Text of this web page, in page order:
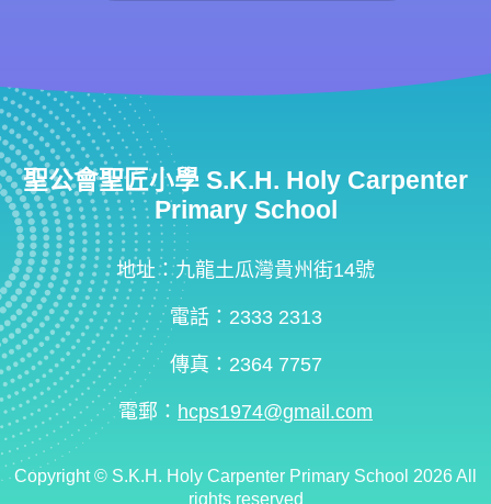
聖公會聖匠小學 S.K.H. Holy Carpenter
Primary School
地址：九龍土瓜灣貴州街14號
電話：2333 2313
傳真：2364 7757
電郵： hcps1974@gmail.com
Copyright © S.K.H. Holy Carpenter Primary School 2026 All
rights reserved